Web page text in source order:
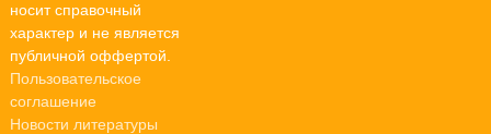
носит справочный
характер и не является
публичной оффертой.
Пользовательское
соглашение
Новости литературы